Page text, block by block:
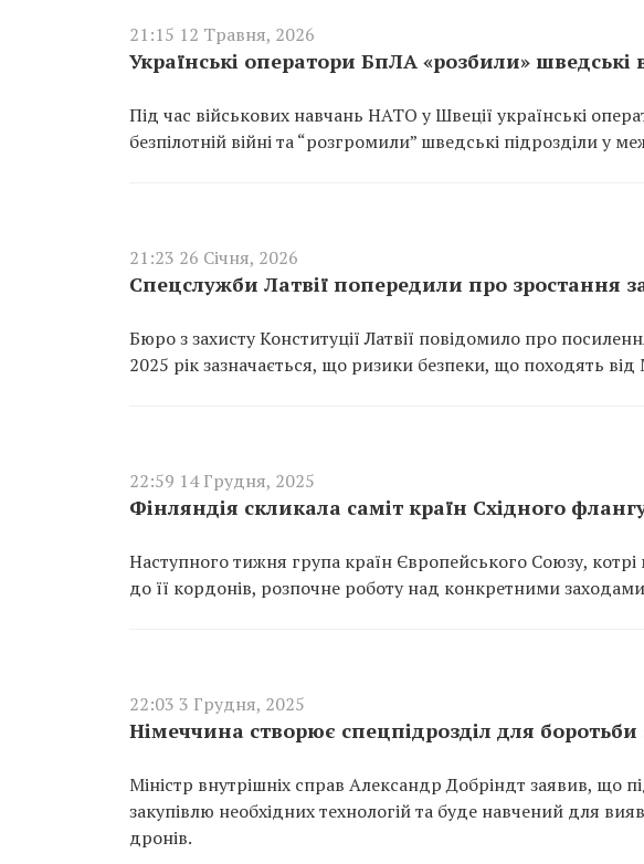
21:15 12 Травня, 2026
Українські оператори БпЛА «розбили» шведські
Під час військових навчань НАТО у Швеції українські
безпілотній війні та “розгромили” шведські підрозділи у
21:23 26 Січня, 2026
Спецслужби Латвії попередили про зростання
Бюро з захисту Конституції Латвії повідомило про
2025 рік зазначається, що ризики безпеки, що походять
22:59 14 Грудня, 2025
Фінляндія скликала саміт країн Східного
Наступного тижня група країн Європейського Союзу,
до її кордонів, розпочне роботу над конкретними
22:03 3 Грудня, 2025
Німеччина створює спецпідрозділ для боротьби
Міністр внутрішніх справ Александр Добріндт заявив, що
закупівлю необхідних технологій та буде навчений для
дронів.